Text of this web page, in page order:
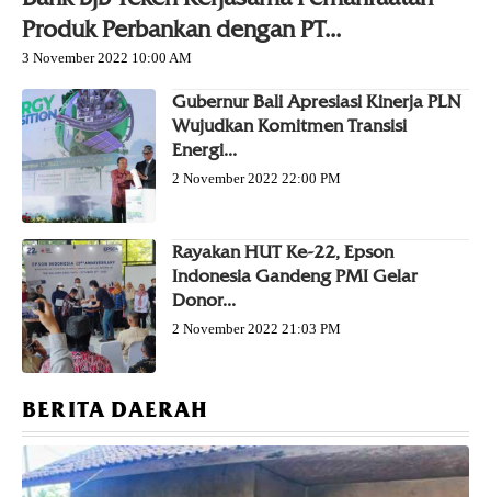
Produk Perbankan dengan PT...
3 November 2022 10:00 AM
Gubernur Bali Apresiasi Kinerja PLN
Wujudkan Komitmen Transisi
Energi...
2 November 2022 22:00 PM
Rayakan HUT Ke-22, Epson
Indonesia Gandeng PMI Gelar
Donor...
2 November 2022 21:03 PM
BERITA DAERAH